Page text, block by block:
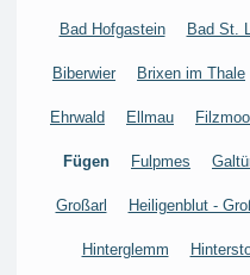
Bad Hofgastein Bad St.
Biberwier Brixen im Thale
Ehrwald Ellmau
Fügen Fulpmes
Großarl Heiligenblut -
Hinterglemm